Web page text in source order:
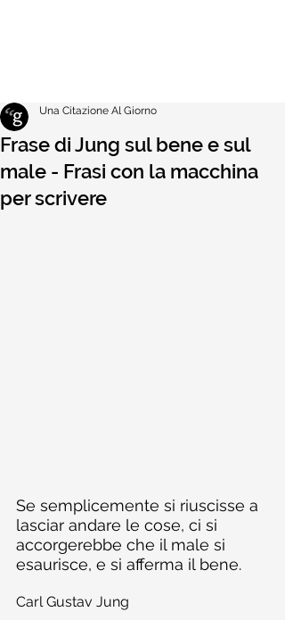
Frase di Jung sul bene e sul
male - Frasi con la macchina
per scrivere
Una Citazione Al Giorno
Se semplicemente si riuscisse a
lasciar andare le cose, ci si
accorgerebbe che il male si
esaurisce, e si afferma il bene.
Carl Gustav Jung